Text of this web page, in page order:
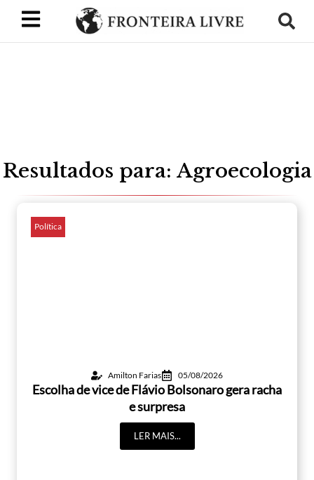
Resultados para: Agroecologia
Política
Amilton Farias 05/08/2026
Escolha de vice de Flávio Bolsonaro gera racha
e surpresa
LER MAIS...